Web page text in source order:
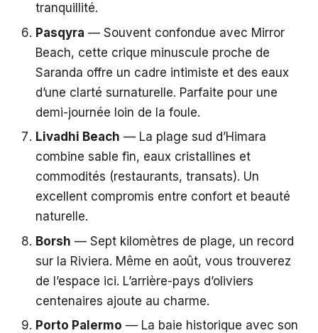
tranquillité.
Pasqyra — Souvent confondue avec Mirror
Beach, cette crique minuscule proche de
Saranda offre un cadre intimiste et des eaux
d’une clarté surnaturelle. Parfaite pour une
demi-journée loin de la foule.
Livadhi Beach — La plage sud d’Himara
combine sable fin, eaux cristallines et
commodités (restaurants, transats). Un
excellent compromis entre confort et beauté
naturelle.
Borsh — Sept kilomètres de plage, un record
sur la Riviera. Même en août, vous trouverez
de l’espace ici. L’arrière-pays d’oliviers
centenaires ajoute au charme.
Porto Palermo — La baie historique avec son